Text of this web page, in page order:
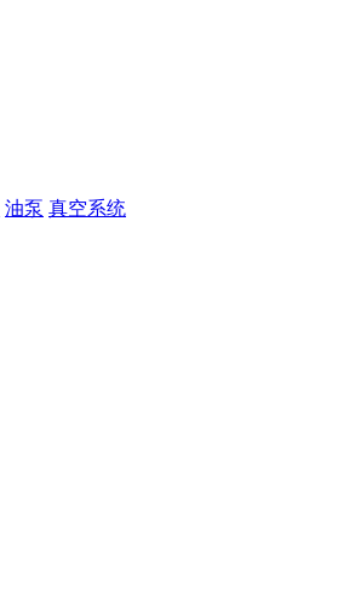
油泵 真空系统